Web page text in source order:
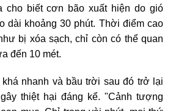
cho biết cơn bão xuất hiện do gió
dài khoảng 30 phút. Thời điểm cao
bị xóa sạch, chỉ còn có thể quan
đến 10 mét.
nhanh và bầu trời sau đó trở lại
thiệt hại đáng kể. "Cảnh tượng